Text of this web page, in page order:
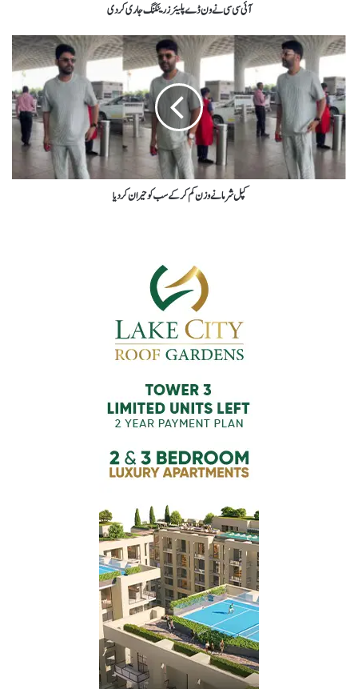
آئی سی سی نے ون ڈے پلیئرز رینکنگ جاری کردی
کپل شرمانےوزن کم کرکے سب کو حیران کردیا